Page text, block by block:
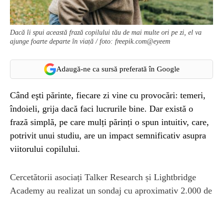
Dacă îi spui această frază copilului tău de mai multe ori pe zi, el va
ajunge foarte departe în viață / foto: freepik.com@eyeem
Adaugă-ne ca sursă preferată în Google
Când eşti părinte, fiecare zi vine cu provocări: temeri,
îndoieli, grija dacă faci lucrurile bine. Dar există o
frază simplă, pe care mulți părinți o spun intuitiv, care,
potrivit unui studiu, are un impact semnificativ asupra
viitorului copilului.
Cercetătorii asociați Talker Research și Lightbridge
Academy au realizat un sondaj cu aproximativ 2.000 de